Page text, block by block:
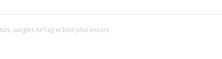
sangles AirTag et bien plus encore